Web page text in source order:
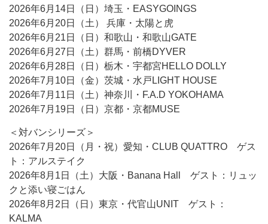
2026年6月14日（日）埼玉・EASYGOINGS
2026年6月20日（土） 兵庫・太陽と虎
2026年6月21日（日）和歌山・和歌山GATE
2026年6月27日（土）群馬・前橋DYVER
2026年6月28日（日）栃木・宇都宮HELLO DOLLY
2026年7月10日（金）茨城・水戸LIGHT HOUSE
2026年7月11日（土）神奈川・F.A.D YOKOHAMA
2026年7月19日（日）京都・京都MUSE
＜対バンシリーズ＞
2026年7月20日（月・祝）愛知・CLUB QUATTRO ゲス
ト：アルステイク
2026年8月1日（土）大阪・Banana Hall ゲスト：リュッ
クと添い寝ごはん
2026年8月2日（日）東京・代官山UNIT ゲスト：
KALMA